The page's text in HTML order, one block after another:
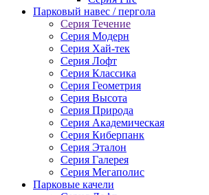
Парковый навес / пергола
Серия Течение
Серия Модерн
Серия Хай-тек
Серия Лофт
Серия Классика
Серия Геометрия
Серия Высота
Серия Природа
Серия Академическая
Серия Киберпанк
Серия Эталон
Серия Галерея
Серия Мегаполис
Парковые качели